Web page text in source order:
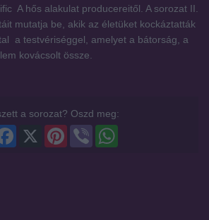
 A hős alakulat producereitől. A sorozat II.
mutatja be, akik az életüket kockáztatták
 a testvériséggel, amelyet a bátorság, a
kovácsolt össze.
a sorozat? Oszd meg:
Viber
Pinterest
X
Facebook